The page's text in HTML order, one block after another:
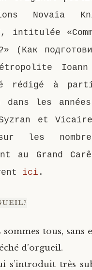
Novaia
intitulée
rédigé à
dans les
et Vicaire
les
au Grand
ici .
tous, sans
d’orgueil.
s’introduit très